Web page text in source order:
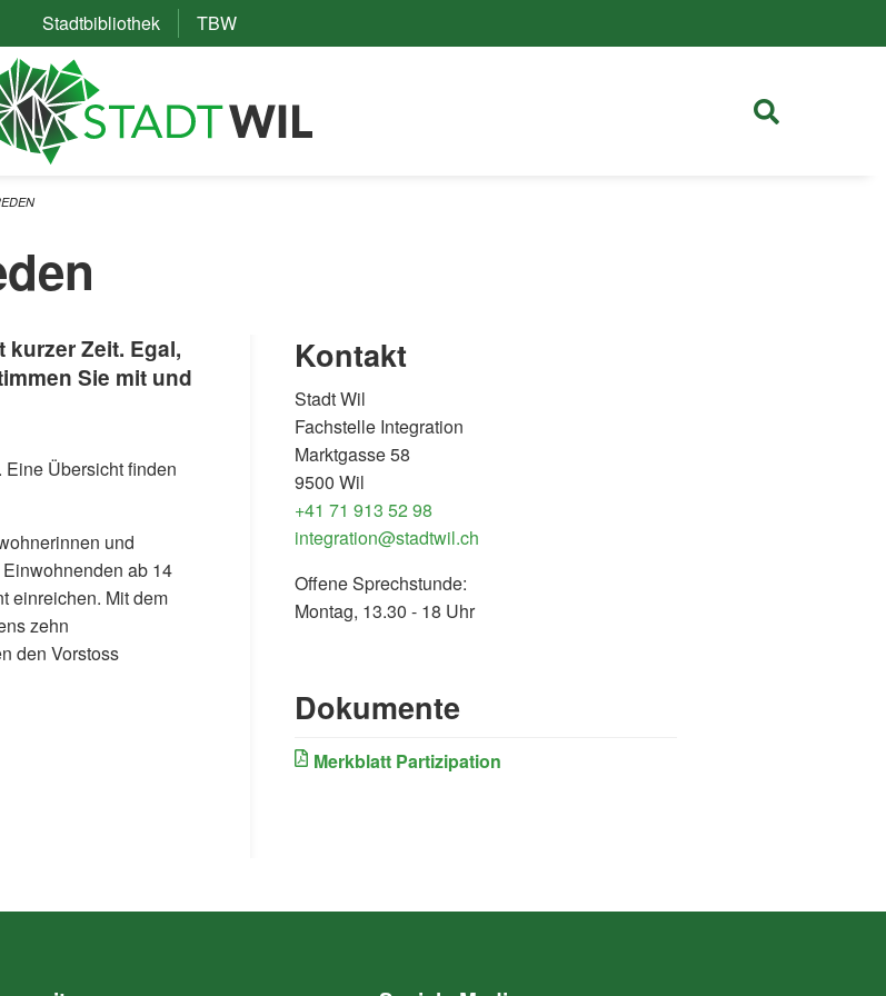
Stadtbibliothek(External Link)
TBW(External Link)
Zeit. Egal,
Sie mit und
Übersicht finden
und
ab 14
einreichen. Mit dem
zehn
den Vorstoss
Kontakt
Stadt Wil
Fachstelle Integration
Marktgasse 58
9500 Wil
+41 71 913 52 98
integration@stadtwil.ch
Offene Sprechstunde:
Montag, 13.30 - 18 Uhr
Dokumente
Merkblatt Partizipation